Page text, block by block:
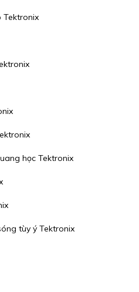
Tektronix
học Tektronix
tùy ý Tektronix